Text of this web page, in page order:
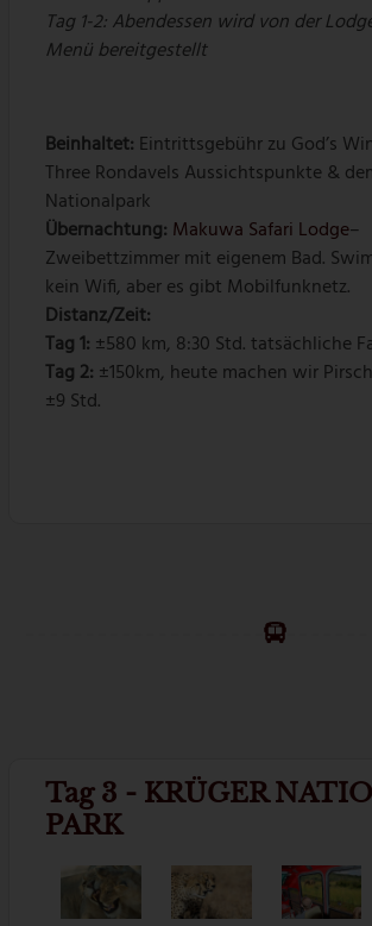
Tag 1-2: Abendessen wird von der
Menü bereitgestellt
Beinhaltet: Eintrittsgebühr zu God’s
Three Rondavels Aussichtspunkte &
Nationalpark
Übernachtung: Makuwa Safari Lodge–
Zweibettzimmer mit eigenem Bad.
kein Wifi, aber es gibt Mobilfunknetz.
Distanz/Zeit:
Tag 1: ±580 km, 8:30 Std. tatsächliche
Tag 2: ±150km, heute machen wir
±9 Std.
Tag 3 - KRÜGER
PARK